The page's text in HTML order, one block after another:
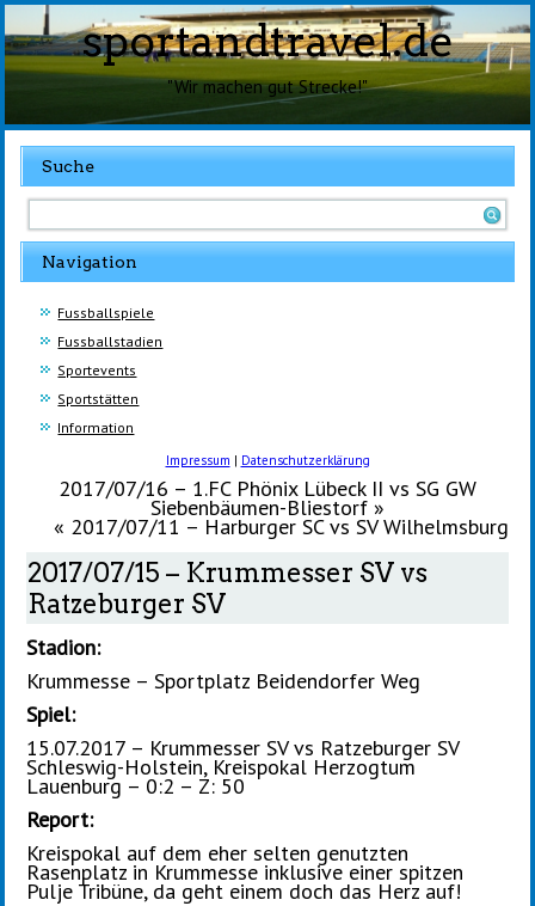
sportandtravel.de
"Wir machen gut Strecke!"
Suche
Navigation
Fussballspiele
Fussballstadien
Sportevents
Sportstätten
Information
Impressum | Datenschutzerklärung
2017/07/16 – 1.FC Phönix Lübeck II vs SG GW
Siebenbäumen-Bliestorf »
« 2017/07/11 – Harburger SC vs SV Wilhelmsburg
2017/07/15 – Krummesser SV vs
Ratzeburger SV
Stadion:
Krummesse – Sportplatz Beidendorfer Weg
Spiel:
15.07.2017 – Krummesser SV vs Ratzeburger SV
Schleswig-Holstein, Kreispokal Herzogtum
Lauenburg – 0:2 – Z: 50
Report:
Kreispokal auf dem eher selten genutzten
Rasenplatz in Krummesse inklusive einer spitzen
Pulje Tribüne, da geht einem doch das Herz auf!